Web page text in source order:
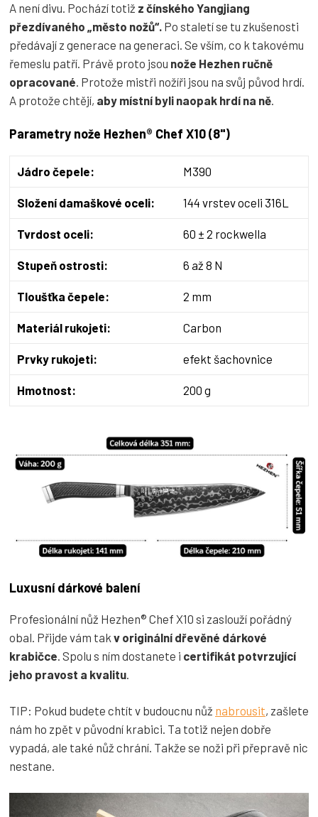
A není divu. Pochází totiž z čínského Yangjiang
přezdívaného „město nožů“. Po staletí se tu zkušenosti
předávají z generace na generaci. Se vším, co k takovému
řemeslu patří. Právě proto jsou nože Hezhen ručně
opracované. Protože mistři nožíři jsou na svůj původ hrdí.
A protože chtějí, aby místní byli naopak hrdí na ně.
Parametry nože Hezhen® Chef X10 (8")
Jádro čepele: M390
Složení damaškové oceli: 144 vrstev oceli 316L
Tvrdost oceli: 60 ± 2 rockwella
Stupeň ostrosti: 6 až 8 N
Tloušťka čepele: 2 mm
Materiál rukojeti: Carbon
Prvky rukojeti: efekt šachovnice
Hmotnost: 200 g
Luxusní dárkové balení
Profesionální nůž Hezhen® Chef X10 si zaslouží pořádný
obal. Přijde vám tak v originální dřevěné dárkové
krabičce . Spolu s ním dostanete i certifikát potvrzující
jeho pravost a kvalitu
TIP: Pokud budete chtít v budoucnu nůž nabrousit, zašlete
nám ho zpět v původní krabici. Ta totiž nejen dobře
vypadá, ale také nůž chrání. Takže se noži při přepravě nic
nestane.